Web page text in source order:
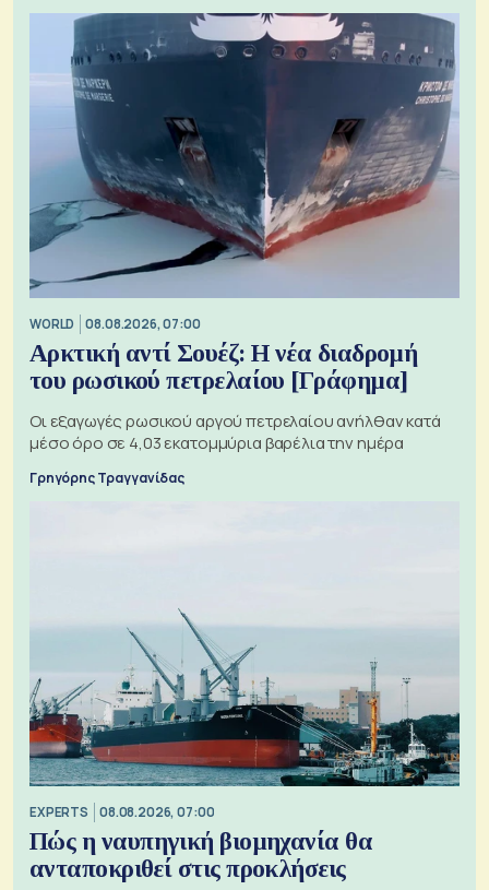
WORLD 08.08.2026, 07:00
Αρκτική αντί Σουέζ: Η νέα διαδρομή
του ρωσικού πετρελαίου [Γράφημα]
Οι εξαγωγές ρωσικού αργού πετρελαίου ανήλθαν κατά
μέσο όρο σε 4,03 εκατομμύρια βαρέλια την ημέρα
Γρηγόρης Τραγγανίδας
EXPERTS 08.08.2026, 07:00
Πώς η ναυπηγική βιομηχανία θα
ανταποκριθεί στις προκλήσεις